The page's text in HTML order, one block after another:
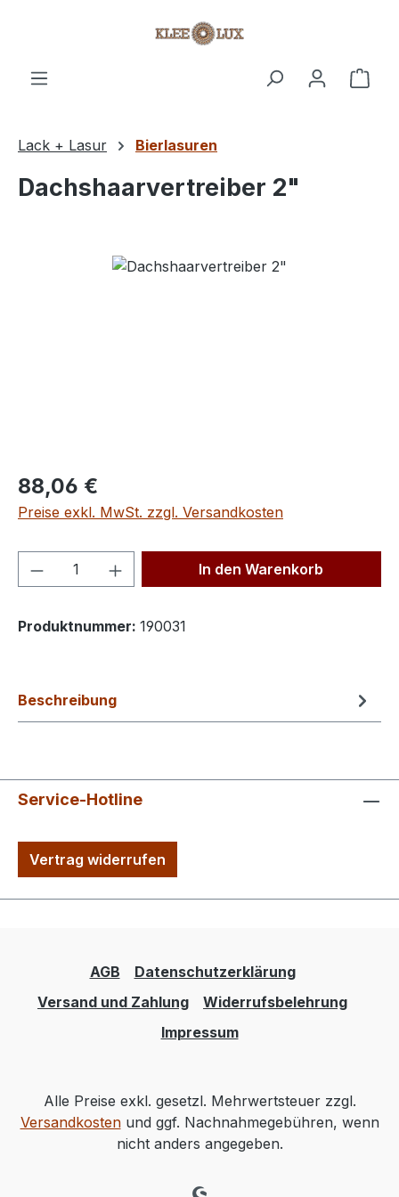
Lack + Lasur Bierlasuren
Dachshaarvertreiber 2"
Regulärer Preis:
88,06 €
Preise exkl. MwSt. zzgl. Versandkosten
Produkt Anzahl: Gib denIn den Warenkorb
Produktnummer: 190031
Beschreibung
Service-Hotline
Vertrag widerrufen
AGB
Datenschutzerklärung
Versand und Zahlung
Widerrufsbelehrung
Impressum
Alle Preise exkl. gesetzl. Mehrwertsteuer zzgl.
Versandkostenund ggf. Nachnahmegebühren, wenn
nicht anders angegeben.